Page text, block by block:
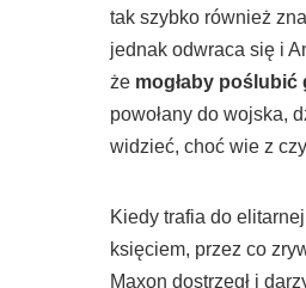
tak szybko również
jednak odwraca się i
że mogłaby poślubić
powołany do wojska,
widzieć, choć wie z
Kiedy trafia do
księciem, przez co
Maxon dostrzegł i